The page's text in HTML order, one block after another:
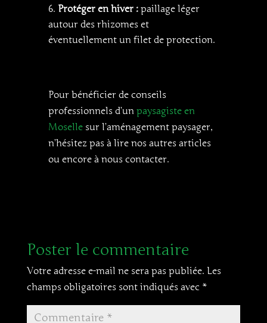
Protéger en hiver : paillage léger
autour des rhizomes et
éventuellement un filet de protection.
Pour bénéficier de conseils
professionnels d’un paysagiste en
Mosellesur l’aménagement paysager,
n’hésitez pas à lire nos autres articles
ou encore à nous contacter.
Poster le commentaire
Votre adresse e-mail ne sera pas publiée. Les
champs obligatoires sont indiqués avec *